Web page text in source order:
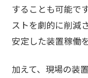
することも可能で
ストを劇的に削減
安定した装置稼働
加えて、現場の装